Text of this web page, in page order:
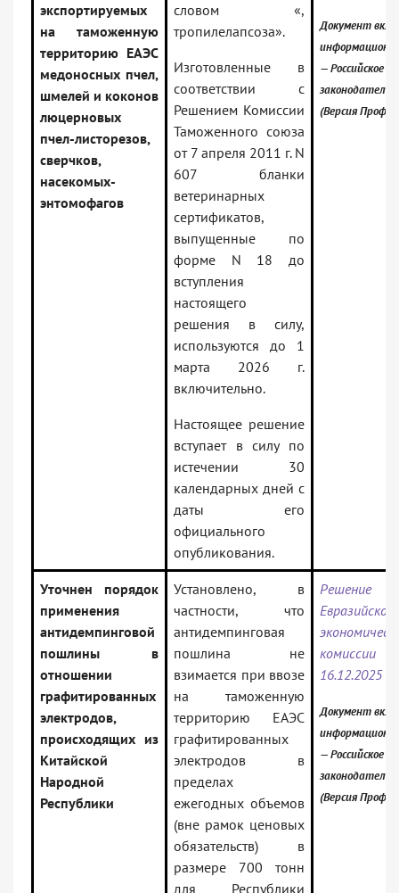
экспортируемых
на таможенную
территорию ЕАЭС
медоносных пчел,
шмелей и коконов
люцерновых
пчел-листорезов,
сверчков,
насекомых-
энтомофагов
словом «,
тропилелапсоза».
Изготовленные в
соответствии с
Решением Комиссии
Таможенного союза
от 7 апреля 2011 г. N
607 бланки
ветеринарных
сертификатов,
выпущенные по
форме N 18 до
вступления
настоящего
решения в силу,
используются до 1
марта 2026 г.
включительно.
Настоящее решение
вступает в силу по
истечении 30
календарных дней с
даты его
официального
опубликования.
Документ
— Российское
(Версия Проф)
Уточнен порядок
применения
антидемпинговой
пошлины в
отношении
графитированных
электродов,
происходящих из
Китайской
Народной
Республики
Установлено, в
частности, что
антидемпинговая
пошлина не
взимается при ввозе
на таможенную
территорию ЕАЭС
графитированных
электродов в
пределах
ежегодных объемов
(вне рамок ценовых
обязательств) в
размере 700 тонн
для Республики
Решение
Евразийской
16.12.2025
Документ
— Российское
(Версия Проф)